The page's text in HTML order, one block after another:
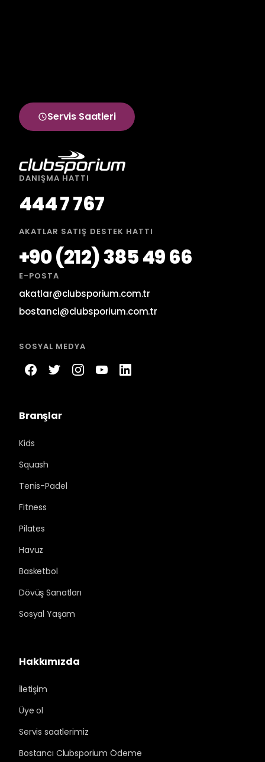
Servis Saatleri
DANIŞMA HATTI
444 7 767
AKATLAR SATIŞ DESTEK HATTI
+90 (212) 385 49 66
E-POSTA
akatlar@clubsporium.com.tr
bostanci@clubsporium.com.tr
SOSYAL MEDYA
Branşlar
Kids
Squash
Tenis-Padel
Fitness
Pilates
Havuz
Basketbol
Dövüş Sanatları
Sosyal Yaşam
Hakkımızda
İletişim
Üye ol
Servis saatlerimiz
Bostancı Clubsporium Ödeme